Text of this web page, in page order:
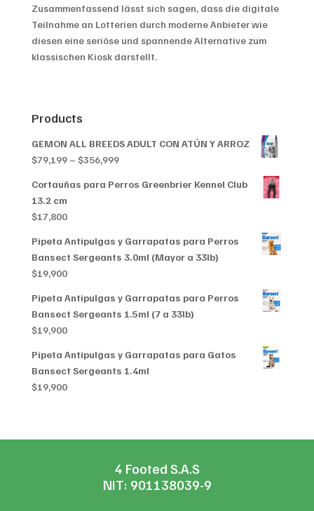
Zusammenfassend lässt sich sagen, dass die digitale
Teilnahme an Lotterien durch moderne Anbieter wie
diesen eine seriöse und spannende Alternative zum
klassischen Kiosk darstellt.
Products
GEMON ALL BREEDS ADULT CON ATÚN Y ARROZ
$79,199 – $356,999Price
$79,199
Cortauñas para Perros Greenbrier Kennel Club
13.2 cm
$17,800
Pipeta Antipulgas y Garrapatas para Perros
Bansect Sergeants 3.0ml (Mayor a 33lb)
$19,900
Pipeta Antipulgas y Garrapatas para Perros
Bansect Sergeants 1.5ml (7 a 33lb)
$19,900
Pipeta Antipulgas y Garrapatas para Gatos
Bansect Sergeants 1.4ml
$19,900
4 Footed S.A.S
NIT: 901138039-9